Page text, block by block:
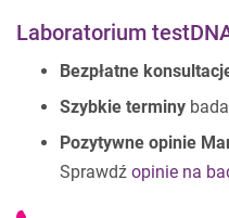
Laboratorium
Bezpłatne
Szybkie terminy
Pozytywne opinie
Sprawdź opinie na